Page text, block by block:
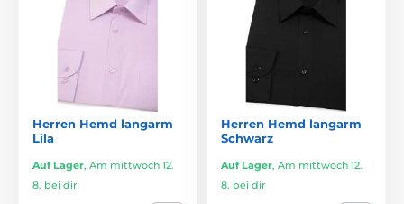
Herren Hemd langarm
Lila
Auf Lager, Am mittwoch 12.
8. bei dir
Herren Hemd langarm
Schwarz
Auf Lager, Am mittwoch 12.
8. bei dir